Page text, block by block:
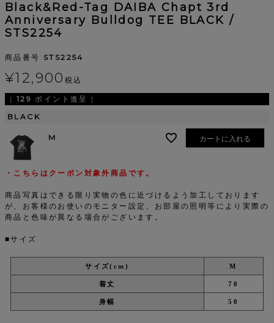
Black&Red-Tag DAIBA Chapt 3rd
Anniversary Bulldog TEE BLACK /
STS2254
商品番号 STS2254
¥12,900 税込
[ 129 ポイント進呈 ]
BLACK
M カートに入れる
・こちらはクーポン対象外商品です。
商品写真はできる限り実物の色に近づけるよう加工しております
が、お客様のお使いのモニター設定、お部屋の照明等により実際の
商品と色味が異なる場合がございます。
■サイズ
サイズ(cm) M
着丈 70
身幅 50